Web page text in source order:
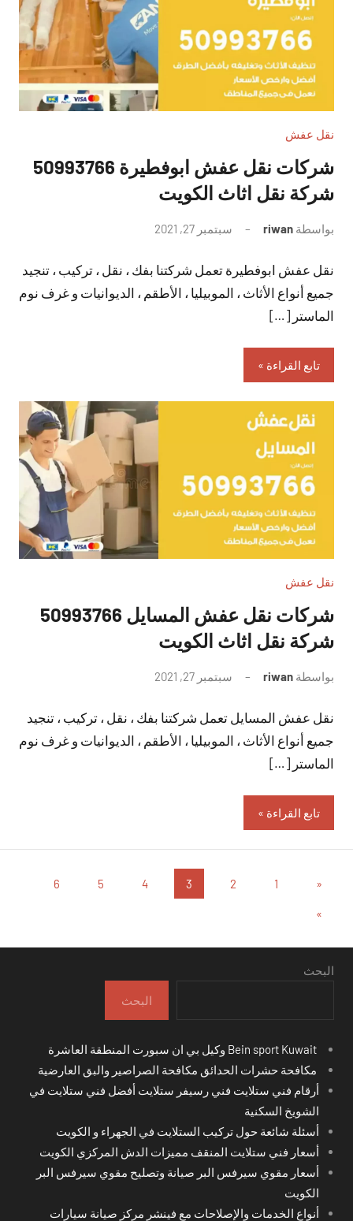
نقل عفش
شركات نقل عفش ابوفطيرة 50993766
شركة نقل اثاث الكويت
بواسطة riwan سبتمبر 27, 2021
تعليقات
نقل عفش ابوفطيرة تعمل شركتنا بفك ، نقل ، تركيب ، تنجيد
جميع أنواع الأثاث ، الموبيليا ، الأطقم ، الديوانيات و غرف نوم
الماستر […]
تابع القراءة
نقل عفش
شركات نقل عفش المسايل 50993766
شركة نقل اثاث الكويت
بواسطة riwan سبتمبر 27, 2021
تعليقات
نقل عفش المسايل تعمل شركتنا بفك ، نقل ، تركيب ، تنجيد
جميع أنواع الأثاث ، الموبيليا ، الأطقم ، الديوانيات و غرف نوم
الماستر […]
تابع القراءة
تعدد
صفحات
المقالات
« المقالات
1
2
3
4
5
6
المقالات
»
البحث
البحث
مكافحة حشرات الحدائق مكافحة الصراصير والبق العارضية
أرقام فني ستلايت فني رسيفر ستلايت أفضل فني ستلايت في
الشويخ السكنية
أسئلة شائعة حول تركيب الستلايت في الجهراء و الكويت
أسعار فني ستلايت المنقف مميزات الدش المركزي الكويت
أسعار مقوي سيرفس البر صيانة وتصليح مقوي سيرفس البر
الكويت
أنواع الخدمات والإصلاحات مع فينشر مركز صيانة سيارات